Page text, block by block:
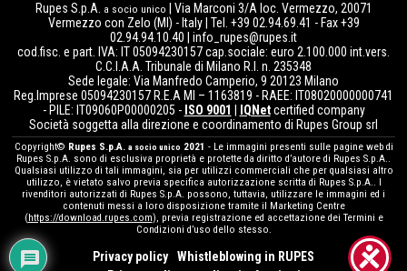
Rupes S.p.A. a socio unico
| Via Marconi 3/A loc. Vermezzo, 20071
Vermezzo con Zelo (MI) - Italy | Tel. +39 02.94.69.41 - Fax +39
02.94.94.10.40 | info_rupes@rupes.it
cod.fisc. e part. IVA: IT 05094230157 cap.sociale: euro 2.100.000 int.vers.
C.C.I.A.A. Tribunale di Milano R.I. n. 235348
Sede legale: Via Manfredo Camperio, 9 20123 Milano
Reg.Imprese 05094230157 R.E.A MI – 1163819 - RAEE: IT08020000000741
- PILE: IT09060P00000205 - ISO 9001 IQNetcertified company
Società soggetta alla direzione e coordinamento di Rupes Group srl
Copyright© Rupes S.p.A. a socio unico 2021 - Le immagini presenti sulle pagine web di
Rupes S.p.A. sono di esclusiva proprietà e protette da diritto d’autore di Rupes S.p.A..
Qualsiasi utilizzo di tali immagini, sia per utilizzi commerciali che per qualsiasi altro
utilizzo, è vietato salvo previa specifica autorizzazione scritta di Rupes S.p.A.. I
rivenditori autorizzati di Rupes S.p.A. possono, tuttavia, utilizzare le immagini ed i
contenuti messi a loro disposizione tramite il Marketing Centre
(https://download.rupes.com), previa registrazione ed accettazione dei Termini e
Condizioni d’uso dello stesso.
Privacy policy
Whistleblowing in RUPES